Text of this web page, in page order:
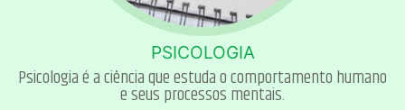
PSICOLOGIA
Psicologia é a ciência que estuda o comportamento humano
e seus processos mentais.